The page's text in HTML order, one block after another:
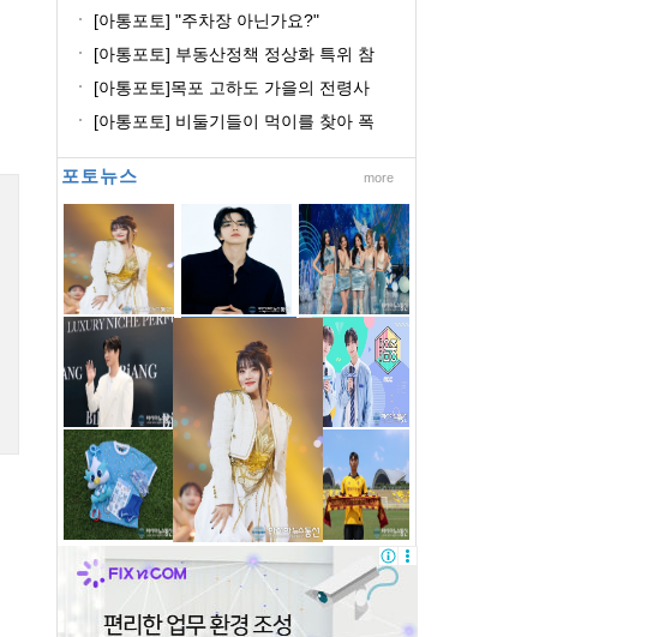
[아통포토] "주차장 아닌가요?"
[아통포토] 부동산정책 정상화 특위 참
[아통포토]목포 고하도 가을의 전령사
[아통포토] 비둘기들이 먹이를 찾아 폭
포토뉴스 more